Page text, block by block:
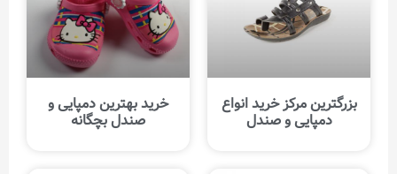
بزرگترین مرکز خرید انواع
دمپایی و صندل
خرید بهترین دمپایی و
صندل بچگانه